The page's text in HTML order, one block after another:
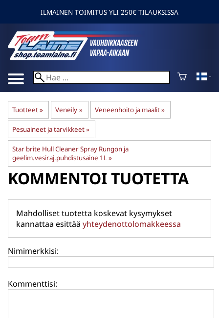
ILMAINEN TOIMITUS YLI 250€ TILAUKSISSA
Tuotteet‪» Veneily ‪» Veneenhoito ja maalit‪»
Pesuaineet ja tarvikkeet‪»
Star brite Hull Cleaner Spray Rungon ja
geelim.vesiraj.puhdistusaine 1L‪»
KOMMENTOI TUOTETTA
Mahdolliset tuotetta koskevat kysymykset
kannattaa esittää yhteydenottolomakkeessa
Nimimerkkisi:
Kommenttisi: